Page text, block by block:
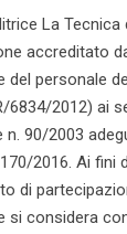
La
accreditato
del personale
6834/2012) ai
n. 90/2003
2016. Ai fini
di
si considera